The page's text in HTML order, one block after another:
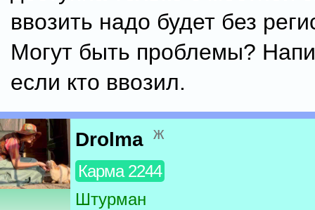
ввозить надо будет без
Могут быть проблемы?
если кто ввозил.
Drolma ж
Карма 2244
Штурман